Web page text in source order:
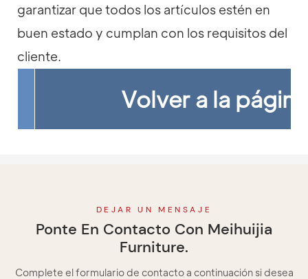
garantizar que todos los artículos estén en
buen estado y cumplan con los requisitos del
cliente.
Volver a la
DEJAR UN MENSAJE
Ponte En Contacto Con Meihuijia
Furniture.
Complete el formulario de contacto a continuación si desea